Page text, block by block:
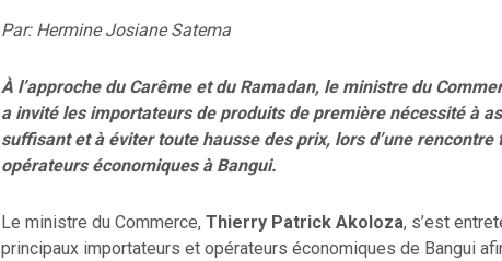
Par: Hermine Josiane Satema
À l’approche du Carême et du Ramadan, le ministre du
a invité les importateurs de produits de première nécessité à
suffisant et à éviter toute hausse des prix, lors d’une
opérateurs économiques à Bangui.
Le ministre du Commerce, Thierry Patrick Akoloza, s’est
principaux importateurs et opérateurs économiques de Bangui